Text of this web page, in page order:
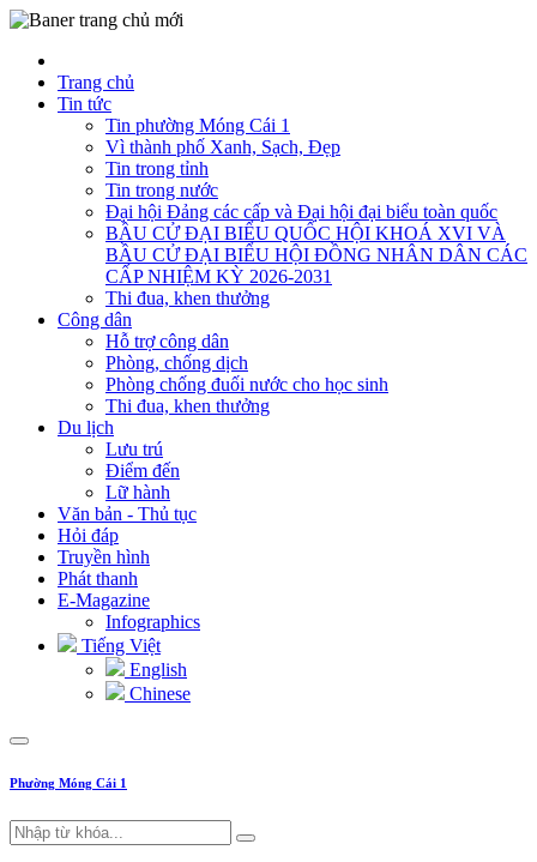
Trang chủ
Tin tức
Tin phường Móng Cái 1
Vì thành phố Xanh, Sạch, Đẹp
Tin trong tỉnh
Tin trong nước
Đại hội Đảng các cấp và Đại hội đại biểu toàn quốc
BẦU CỬ ĐẠI BIỂU QUỐC HỘI KHOÁ XVI VÀ
BẦU CỬ ĐẠI BIỂU HỘI ĐỒNG NHÂN DÂN CÁC
CẤP NHIỆM KỲ 2026-2031
Thi đua, khen thưởng
Công dân
Hỗ trợ công dân
Phòng, chống dịch
Phòng chống đuối nước cho học sinh
Thi đua, khen thưởng
Du lịch
Lưu trú
Điểm đến
Lữ hành
Văn bản - Thủ tục
Hỏi đáp
Truyền hình
Phát thanh
E-Magazine
Infographics
Tiếng Việt
English
Chinese
Phường Móng Cái 1